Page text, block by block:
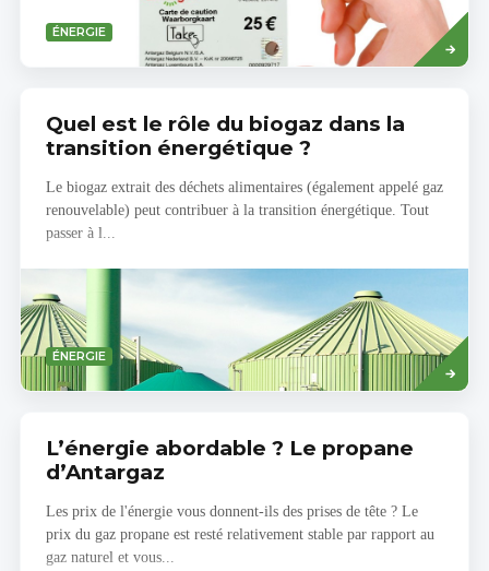
ÉNERGIE
Savoir
plus
Quel est le rôle du biogaz dans la
transition énergétique ?
Le biogaz extrait des déchets alimentaires (également appelé gaz
renouvelable) peut contribuer à la transition énergétique. Tout
passer à l...
ÉNERGIE
Savoir
plus
L’énergie abordable ? Le propane
d’Antargaz
Les prix de l'énergie vous donnent-ils des prises de tête ? Le
prix du gaz propane est resté relativement stable par rapport au
gaz naturel et vous...